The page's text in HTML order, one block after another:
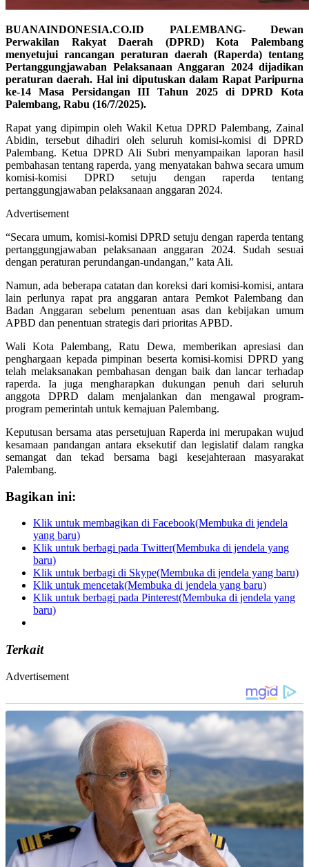
BUANAINDONESIA.CO.ID PALEMBANG- Dewan
Perwakilan Rakyat Daerah (DPRD) Kota Palembang
menyetujui rancangan peraturan daerah (Raperda) tentang
Pertanggungjawaban Pelaksanaan Anggaran 2024 dijadikan
peraturan daerah. Hal ini diputuskan dalam Rapat Paripurna
ke-14 Masa Persidangan III Tahun 2025 di DPRD Kota
Palembang, Rabu (16/7/2025).
Rapat yang dipimpin oleh Wakil Ketua DPRD Palembang, Zainal
Abidin, tersebut dihadiri oleh seluruh komisi-komisi di DPRD
Palembang. Ketua DPRD Ali Subri menyampaikan laporan hasil
pembahasan tentang raperda, yang menyatakan bahwa secara umum
komisi-komisi DPRD setuju dengan raperda tentang
pertanggungjawaban pelaksanaan anggaran 2024.
Advertisement
“Secara umum, komisi-komisi DPRD setuju dengan raperda tentang
pertanggungjawaban pelaksanaan anggaran 2024. Sudah sesuai
dengan peraturan perundangan-undangan,” kata Ali.
Namun, ada beberapa catatan dan koreksi dari komisi-komisi, antara
lain perlunya rapat pra anggaran antara Pemkot Palembang dan
Badan Anggaran sebelum penentuan asas dan kebijakan umum
APBD dan penentuan strategis dari prioritas APBD.
Wali Kota Palembang, Ratu Dewa, memberikan apresiasi dan
penghargaan kepada pimpinan beserta komisi-komisi DPRD yang
telah melaksanakan pembahasan dengan baik dan lancar terhadap
raperda. Ia juga mengharapkan dukungan penuh dari seluruh
anggota DPRD dalam menjalankan dan mengawal program-
program pemerintah untuk kemajuan Palembang.
Keputusan bersama atas persetujuan Raperda ini merupakan wujud
kesamaan pandangan antara eksekutif dan legislatif dalam rangka
semangat dan tekad bersama bagi kesejahteraan masyarakat
Palembang.
Bagikan ini:
Klik untuk membagikan di Facebook(Membuka di jendela
yang baru)
Klik untuk berbagi pada Twitter(Membuka di jendela yang
baru)
Klik untuk berbagi di Skype(Membuka di jendela yang baru)
Klik untuk mencetak(Membuka di jendela yang baru)
Klik untuk berbagi pada Pinterest(Membuka di jendela yang
baru)
Terkait
Advertisement